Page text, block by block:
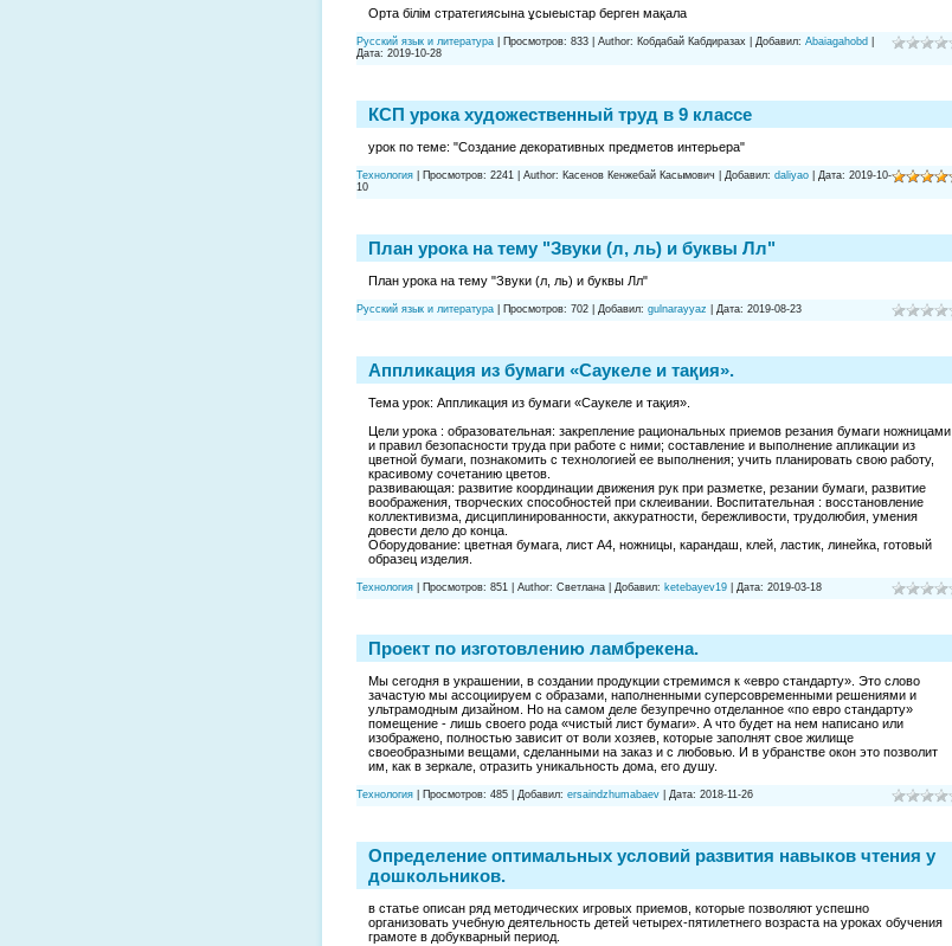
Орта білім стратегиясына ұсыеыстар берген мақала
Русский язык и литература Просмотров: 833 Author: Кобдабай Кабдиразах Добавил: Abaiagahobd
Дата: 2019-10-28
КСП урока художественный труд в 9 классе
урок по теме: "Создание декоративных предметов интерьера"
Технология Просмотров: 2241 Author: Касенов Кенжебай Касымович Добавил: daliyao Дата: 2019-10-
10
План урока на тему "Звуки (л, ль) и буквы Лл"
План урока на тему "Звуки (л, ль) и буквы Лл"
Русский язык и литература Просмотров: 702 Добавил: gulnarayyaz Дата: 2019-08-23
Аппликация из бумаги «Саукеле и тақия».
Тема урок: Аппликация из бумаги «Саукеле и тақия».
Цели урока : образовательная: закрепление рациональных приемов резания бумаги ножницами
и правил безопасности труда при работе с ними; составление и выполнение апликации из
цветной бумаги, познакомить с технологией ее выполнения; учить планировать свою работу,
красивому сочетанию цветов.
развивающая: развитие координации движения рук при разметке, резании бумаги, развитие
воображения, творческих способностей при склеивании. Воспитательная : восстановление
коллективизма, дисциплинированности, аккуратности, бережливости, трудолюбия, умения
довести дело до конца.
Оборудование: цветная бумага, лист А4, ножницы, карандаш, клей, ластик, линейка, готовый
образец изделия.
Технология Просмотров: 851 Author: Светлана Добавил: ketebayev19 Дата: 2019-03-18
Проект по изготовлению ламбрекена.
Мы сегодня в украшении, в создании продукции стремимся к «евро стандарту». Это слово
зачастую мы ассоциируем с образами, наполненными суперсовременными решениями и
ультрамодным дизайном. Но на самом деле безупречно отделанное «по евро стандарту»
помещение - лишь своего рода «чистый лист бумаги». А что будет на нем написано или
изображено, полностью зависит от воли хозяев, которые заполнят свое жилище
своеобразными вещами, сделанными на заказ и с любовью. И в убранстве окон это позволит
им, как в зеркале, отразить уникальность дома, его душу.
Технология Просмотров: 485 Добавил: ersaindzhumabaev Дата: 2018-11-26
Определение оптимальных условий развития навыков чтения у
дошкольников.
в статье описан ряд методических игровых приемов, которые позволяют успешно
организовать учебную деятельность детей четырех-пятилетнего возраста на уроках обучения
грамоте в добукварный период.